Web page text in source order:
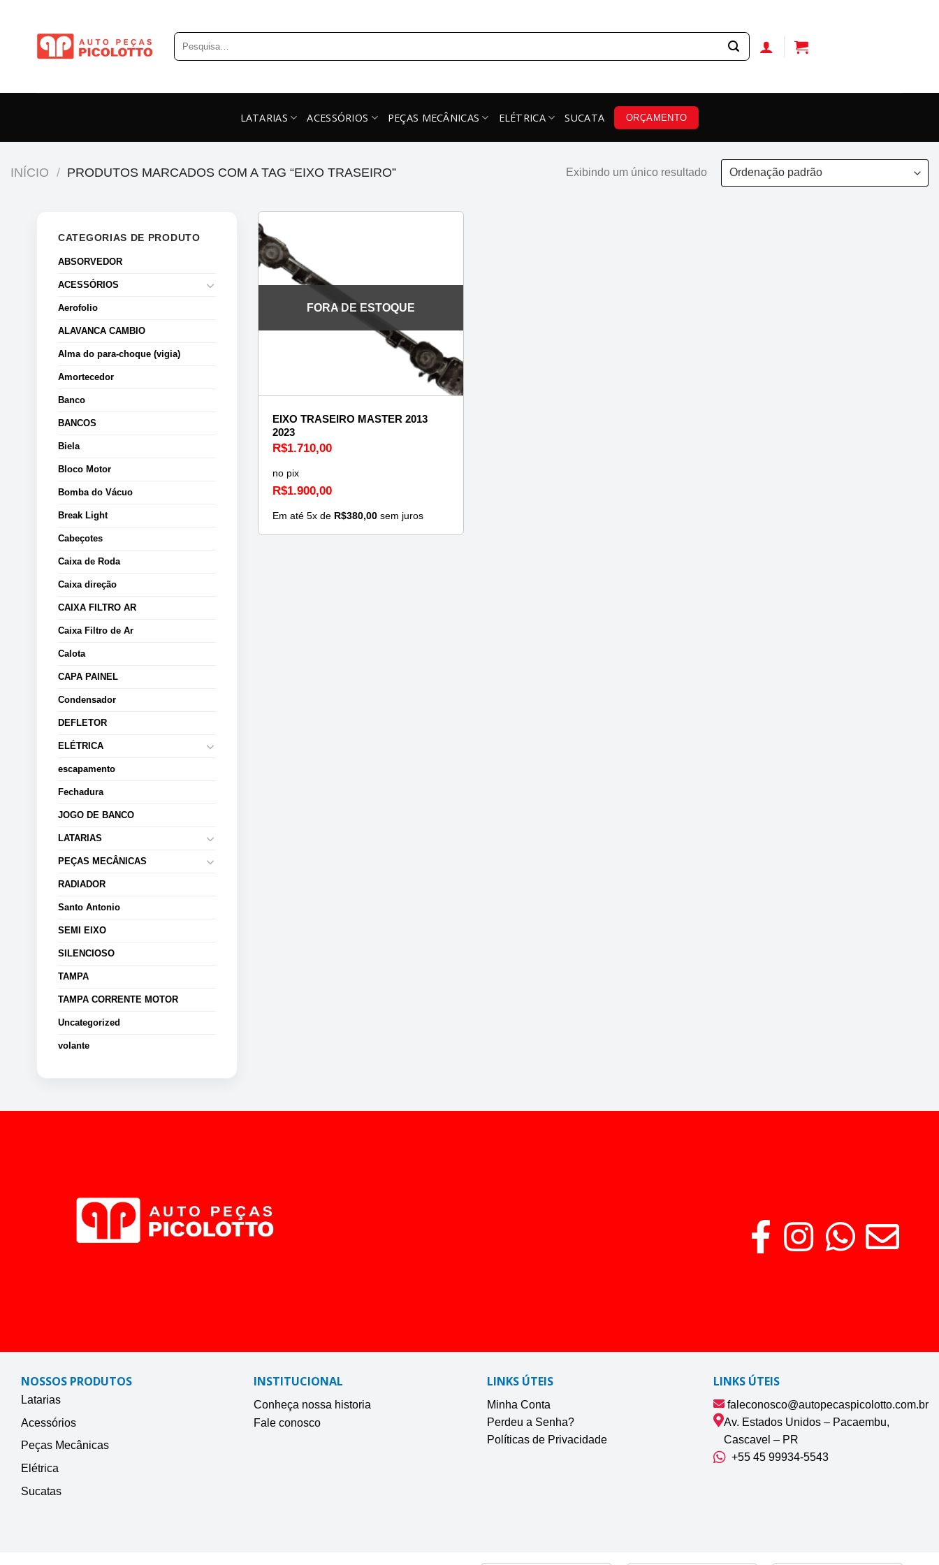
Pesquisar
LATARIAS ACESSÓRIOS PEÇAS MECÂNICAS ELÉTRICA SUCATA ORÇAMENTO
INÍCIO / PRODUTOS MARCADOS COM A TAG “EIXO TRASEIRO” Exibindo um único resultado
CATEGORIAS DE PRODUTO
ABSORVEDOR
ACESSÓRIOS
Aerofolio
ALAVANCA CAMBIO
Alma do para-choque (vigia)
Amortecedor
Banco
BANCOS
Biela
Bloco Motor
Bomba do Vácuo
Break Light
Cabeçotes
Caixa de Roda
Caixa direção
CAIXA FILTRO AR
Caixa Filtro de Ar
Calota
CAPA PAINEL
Condensador
DEFLETOR
ELÉTRICA
escapamento
Fechadura
JOGO DE BANCO
LATARIAS
PEÇAS MECÂNICAS
RADIADOR
Santo Antonio
SEMI EIXO
SILENCIOSO
TAMPA
TAMPA CORRENTE MOTOR
Uncategorized
volante
FORA DE ESTOQUE
EIXO TRASEIRO MASTER 2013
2023
R$1.710,00
no pix
R$1.900,00
Em até5x de R$380,00 sem juros
NOSSOS PRODUTOS
Latarias
Acessórios
Peças Mecânicas
Elétrica
Sucatas
INSTITUCIONAL
Conheça nossa historia
Fale conosco
LINKS ÚTEIS
Minha Conta
Perdeu a Senha?
Políticas de Privacidade
LINKS ÚTEIS
faleconosco@autopecaspicolotto.com.br
Av. Estados Unidos – Pacaembu,
Cascavel – PR
+55 45 99934‑5543‬